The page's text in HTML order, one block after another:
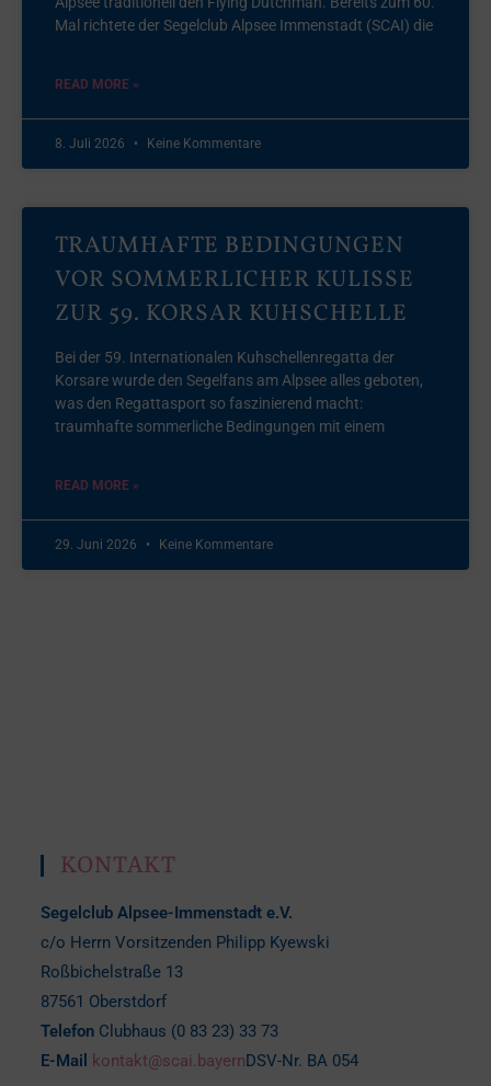
Mal richtete der Segelclub Alpsee Immenstadt (SCAI) die
READ MORE »
8. Juli 2026 Keine Kommentare
TRAUMHAFTE BEDINGUNGEN
VOR SOMMERLICHER KULISSE
ZUR 59. KORSAR KUHSCHELLE
Bei der 59. Internationalen Kuhschellenregatta der
Korsare wurde den Segelfans am Alpsee alles geboten,
was den Regattasport so faszinierend macht:
traumhafte sommerliche Bedingungen mit einem
READ MORE »
29. Juni 2026 Keine Kommentare
KONTAKT
Segelclub Alpsee-Immenstadt e.V.
c/o Herrn Vorsitzenden Philipp Kyewski
Roßbichelstraße 13
87561 Oberstdorf
Telefon Clubhaus (0 83 23) 33 73
E-Mail
kontakt@scai.bayernDSV-Nr. BA 054